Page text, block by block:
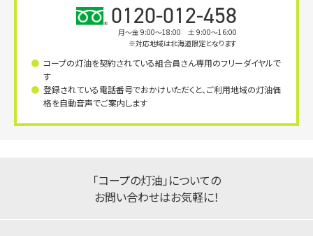
0120-012-458
月〜金 9:00～18:00 土 9:00～16:00
※対応地域は北海道限定となります
コープの灯油を契約されている組合員さん専用のフリーダイヤルで
す
登録されている電話番号でおかけいただくと、ご利用地域の灯油価
格を自動音声でご案内します
「コープの灯油」についての
お問い合わせはお気軽に！